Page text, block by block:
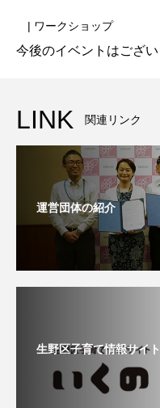
| ワークショップ
今後のイベントはござい
LINK 関連リンク
運営団体の紹介
生野区子育て情報サイト